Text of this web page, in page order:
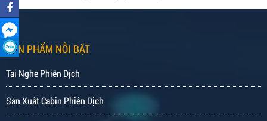
SẢN PHẨM NỖI BẬT
Tai Nghe Phiên Dịch
Sản Xuất Cabin Phiên Dịch